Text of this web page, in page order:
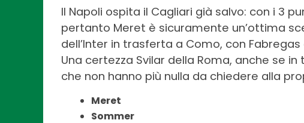
Il Napoli ospita il Cagliari già salvo: con i 3
pertanto Meret è sicuramente un’ottima
dell’Inter in trasferta a Como, con
Una certezza Svilar della Roma, anche se
che non hanno più nulla da chiedere alla
Meret
Sommer